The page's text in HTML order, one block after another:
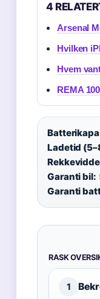
4
Arsenal
Hvilken
Hvem
REMA
Ladetid
Garanti bil:
Garanti
RASK
1